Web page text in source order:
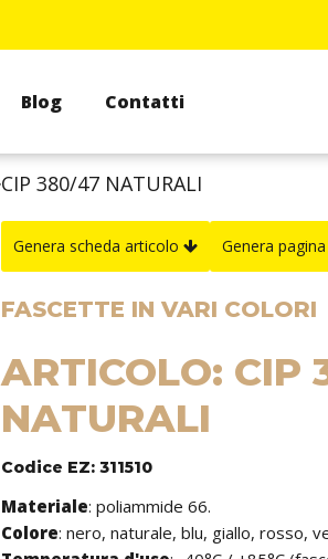
Blog Contatti
CIP 380/47 NATURALI
Genera scheda articolo Genera
FASCETTE IN VARI COLORI
ARTICOLO: CIP
NATURALI
Codice EZ: 311510
Materiale:poliammide 66.
Colore: nero, naturale, blu, giallo, rosso,